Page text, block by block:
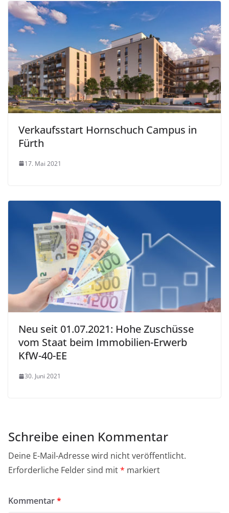
Verkaufsstart Hornschuch Campus in
Fürth
17. Mai 2021
Neu seit 01.07.2021: Hohe Zuschüsse
vom Staat beim Immobilien-Erwerb
KfW-40-EE
30. Juni 2021
Schreibe einen Kommentar
Deine E-Mail-Adresse wird nicht veröffentlicht.
Erforderliche Felder sind mit* markiert
Kommentar*